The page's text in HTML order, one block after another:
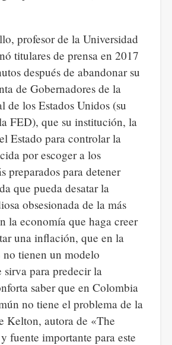
profesor de la Universidad
titulares de prensa en 2017
después de abandonar su
de Gobernadores de la
de los Estados Unidos (su
FED), que su institución, la
Estado para controlar la
por escoger a los
preparados para detener
que pueda desatar la
obsesionada de la más
la economía que haga creer
una inflación, que en la
tienen un modelo
para predecir la
saber que en Colombia
no tiene el problema de la
Kelton, autora de «The
fuente importante para este